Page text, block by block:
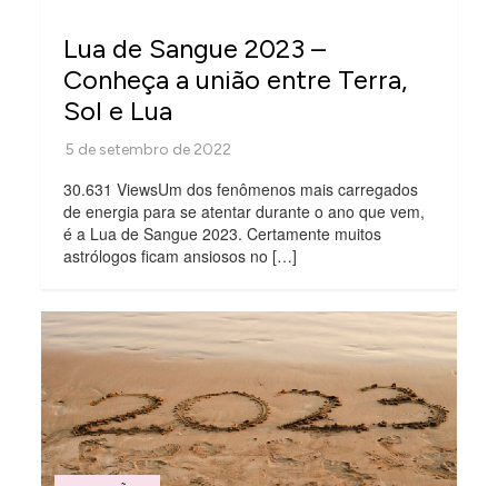
Lua de Sangue 2023 –
Conheça a união entre Terra,
Sol e Lua
30.631 ViewsUm dos fenômenos mais carregados
de energia para se atentar durante o ano que vem,
é a Lua de Sangue 2023. Certamente muitos
astrólogos ficam ansiosos no […]